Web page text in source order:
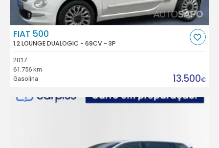
FIAT 500
1.2 LOUNGE DUALOGIC - 69CV - 3P
2017
61.756 km
Gasolina
13.500€